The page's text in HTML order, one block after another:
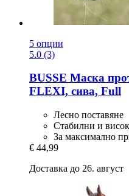
5 опции
5.0 (3)
BUSSE Маска
FLEXI, сива, Full
Лесно поставяне
Стабилни и
За максимално
€ 44,99
Доставка до 26. август